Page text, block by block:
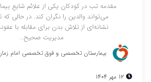
مقدمه تب در کودکان یکی از علائم شایع
می‌تواند والدین را نگران کند. در حالی
نشانه‌ای از تلاش بدن برای مقابله با
مدیریت صحیح...
بیمارستان تخصصی و فوق تخصصی امام
12 مهر 1404